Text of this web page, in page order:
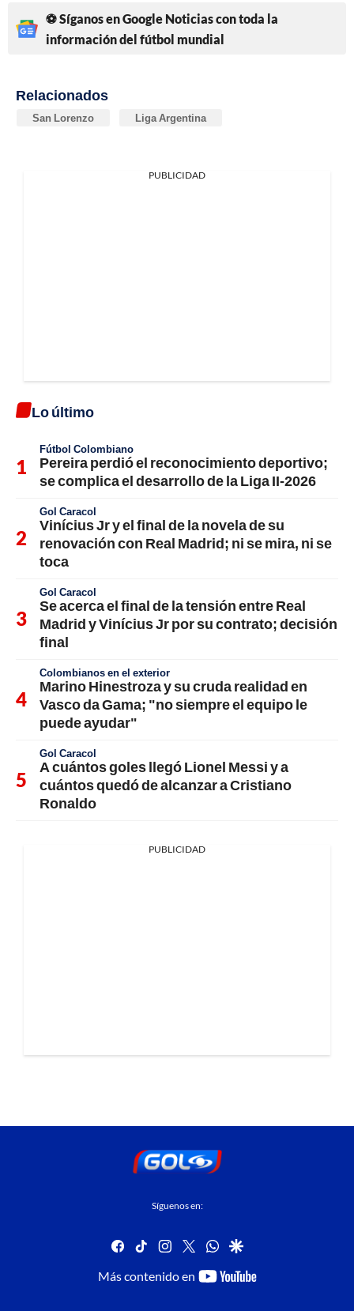
⚽ Síganos en Google Noticias con toda la
información del fútbol mundial
Relacionados
San Lorenzo Liga Argentina
PUBLICIDAD
Lo último
Fútbol Colombiano
Pereira perdió el reconocimiento deportivo;
se complica el desarrollo de la Liga II-2026
Gol Caracol
Vinícius Jr y el final de la novela de su
renovación con Real Madrid; ni se mira, ni se
toca
Gol Caracol
Se acerca el final de la tensión entre Real
Madrid y Vinícius Jr por su contrato; decisión
final
Colombianos en el exterior
Marino Hinestroza y su cruda realidad en
Vasco da Gama; "no siempre el equipo le
puede ayudar"
Gol Caracol
A cuántos goles llegó Lionel Messi y a
cuántos quedó de alcanzar a Cristiano
Ronaldo
PUBLICIDAD
Síguenos en:
facebook
tiktok instagram
twitterwhatsapp
google
Más contenido en
youtube-